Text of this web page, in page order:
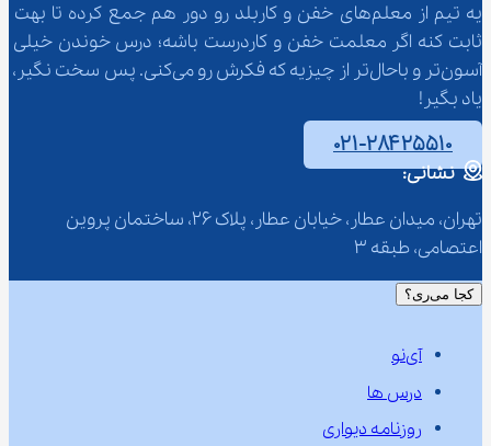
یه تیم از معلم‌‌های خفن و کاربلد رو دور هم جمع کرده تا بهت
ثابت کنه اگر معلمت خفن و کاردرست باشه؛ درس خوندن خیلی
آسون‌تر و باحال‌تر از چیزیه که فکرش رو می‌کنی. پس سخت نگیر،
یاد بگیر!
۰۲۱-۲۸۴۲۵۵۱۰
نشانی:
تهران، میدان عطار، خیابان عطار، پلاک 26، ساختمان پروین
اعتصامی، طبقه 3
کجا می‌ری؟
آی‌نو
درس ها
روزنامه دیواری